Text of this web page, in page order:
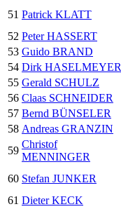
51 Patrick KLATT
52 Peter HASSERT
53 Guido BRAND
54 Dirk HASELMEYER
55 Gerald SCHULZ
56 Claas SCHNEIDER
57 Bernd BÜNSELER
58 Andreas GRANZIN
59
Christof
MENNINGER
60 Stefan JUNKER
61 Dieter KECK